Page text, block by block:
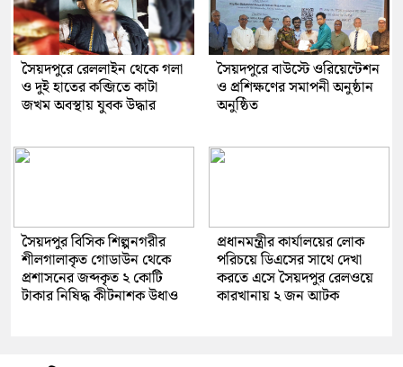
সৈয়দপুরে রেললাইন থেকে গলা
ও দুই হাতের কব্জিতে কাটা
জখম অবস্থায় যুবক উদ্ধার
সৈয়দপুরে বাউস্টে ওরিয়েন্টেশন
ও প্রশিক্ষণের সমাপনী অনুষ্ঠান
অনুষ্ঠিত
সৈয়দপুর বিসিক শিল্পনগরীর
শীলগালাকৃত গোডাউন থেকে
প্রশাসনের জব্দকৃত ২ কোটি
টাকার নিষিদ্ধ কীটনাশক উধাও
প্রধানমন্ত্রীর কার্যালয়ের লোক
পরিচয়ে ডিএসের সাথে দেখা
করতে এসে সৈয়দপুর রেলওয়ে
কারখানায় ২ জন আটক